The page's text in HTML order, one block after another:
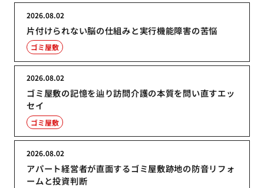
片付けられない脳の仕組みと実行機能障害の苦悩
2026.08.02
ゴミ屋敷
ゴミ屋敷の記憶を辿り訪問介護の本質を問い直すエッ
セイ
2026.08.02
ゴミ屋敷
アパート経営者が直面するゴミ屋敷跡地の防音リフォ
ームと投資判断
2026.08.02